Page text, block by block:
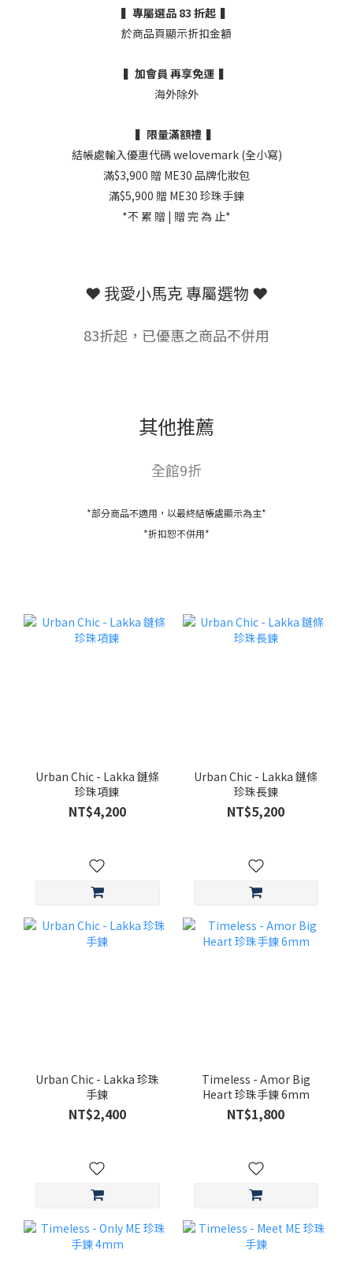
▍專屬選品 83 折起 ▍
於商品頁顯示折扣金額
▍加會員 再享免運 ▍
海外除外
▍限量滿額禮 ▍
結帳處輸入優惠代碼 welovemark (全小寫)
滿$3,900 贈 ME30 品牌化妝包
滿$5,900 贈 ME30 珍珠手鍊
*不 累 贈 | 贈 完 為 止*
❤︎ 我愛小馬克 專屬選物 ❤︎
83折起，已優惠之商品不併用
其他推薦
全館9折
*部分商品不適用，以最終結帳處顯示為主*
*折扣恕不併用*
Urban Chic - Lakka 鏈條
珍珠項鍊
NT$4,200
Urban Chic - Lakka 鏈條
珍珠長鍊
NT$5,200
Urban Chic - Lakka 珍珠
手鍊
NT$2,400
Timeless - Amor Big
Heart 珍珠手鍊 6mm
NT$1,800